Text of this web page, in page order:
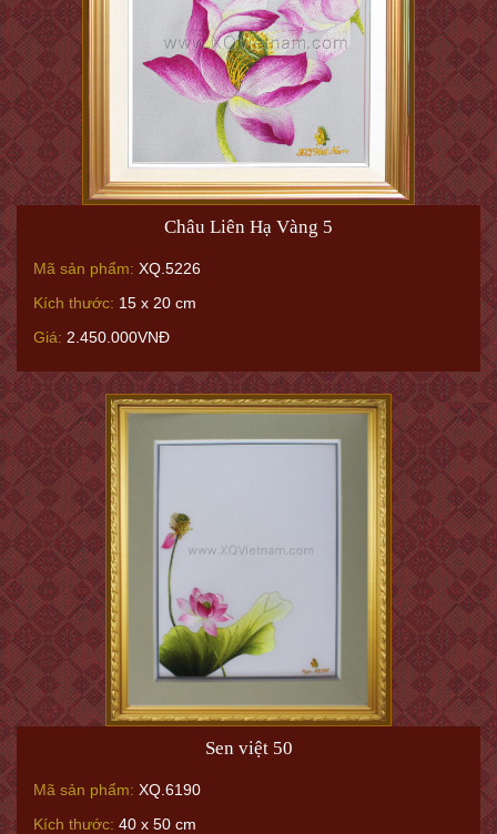
Châu Liên Hạ Vàng 5
Mã sản phẩm: XQ.5226
Kích thước: 15 x 20 cm
Giá: 2.450.000VNĐ
Sen việt 50
Mã sản phẩm: XQ.6190
Kích thước: 40 x 50 cm